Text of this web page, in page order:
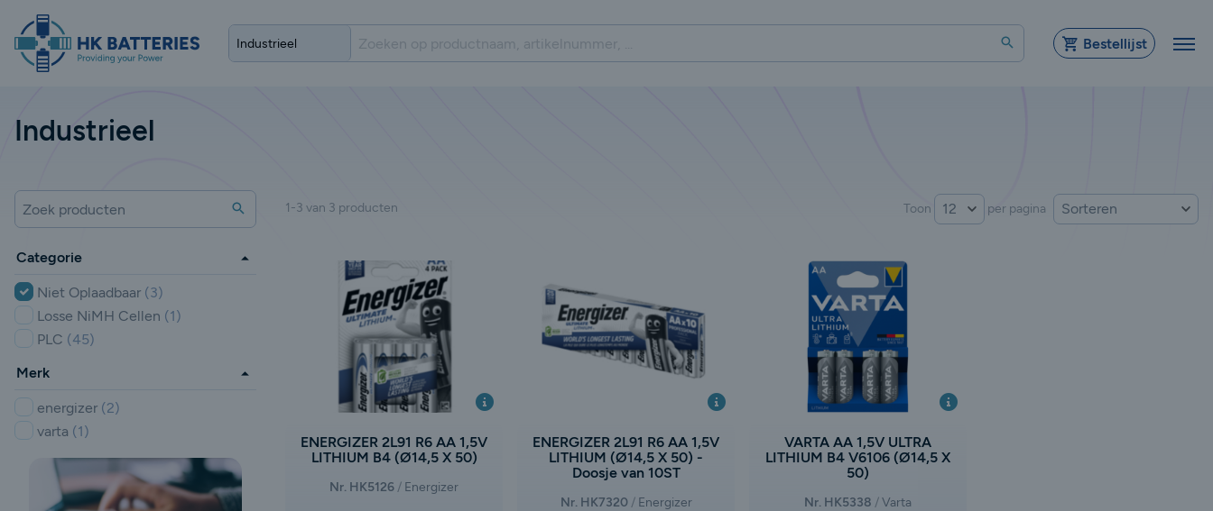
Zoeken Bestellijst
Industrieel
1-3 van 3 producten Toon per pagina Sorteer op:
ENERGIZER 2L91 R6 AA 1,5V
LITHIUM B4 (Ø14,5 X 50)
Nr. HK5126 Energizer
ENERGIZER 2L91 R6 AA 1,5V
LITHIUM (Ø14,5 X 50) -
Doosje van 10ST
Nr. HK7320
Energizer
VARTA AA 1,5V ULTRA
LITHIUM B4 V6106 (Ø14,5 X
50)
Nr. HK5338
Varta
Zoek producten Zoeken
Categorie
Niet Oplaadbaar (3)
Losse NiMH Cellen (1)
PLC (45)
Merk
energizer (2)
varta (1)